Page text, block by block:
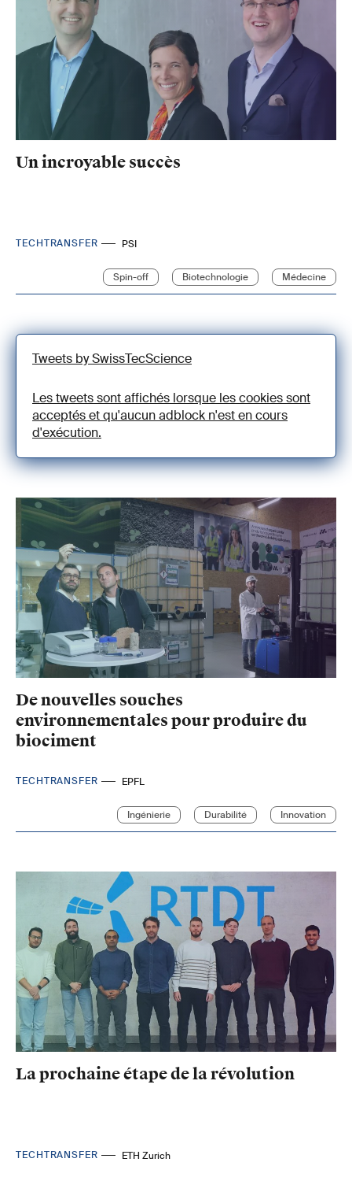
Un incroyable succès
TECHTRANSFER PSI
Spin-off Biotechnologie Médecine
Tweets by SwissTecScience
Les tweets sont affichés lorsque les cookies sont
acceptés et qu'aucun adblock n'est en cours
d'exécution.
De nouvelles souches
environnementales pour produire du
biociment
TECHTRANSFER EPFL
Ingénierie Durabilité Innovation
La prochaine étape de la révolution
TECHTRANSFER ETH Zurich